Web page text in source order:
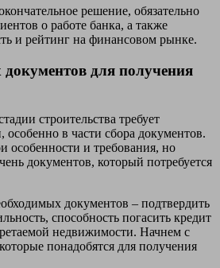
решение, обязательно
о работе банка, а также
и рейтинг на финансовом рынке.
для получения
строительства требует
особенно в части сбора документов.
особенности и требования, но
документов, который потребуется
документов – подтвердить
способность погасить кредит
недвижимости. Начнем с
понадобятся для получения